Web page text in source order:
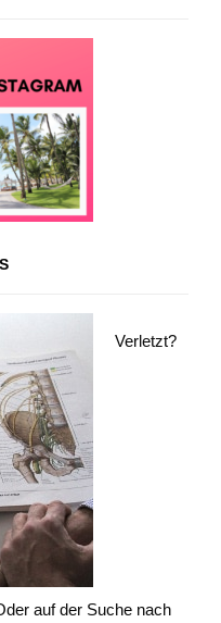
Verletzt?
auf der Suche nach